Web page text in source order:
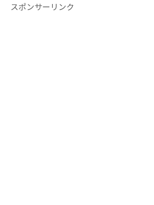
スポンサーリンク